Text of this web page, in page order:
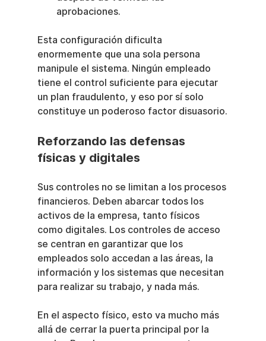
aprobaciones.
Esta configuración dificulta
enormemente que una sola persona
manipule el sistema. Ningún empleado
tiene el control suficiente para ejecutar
un plan fraudulento, y eso por sí solo
constituye un poderoso factor disuasorio.
Reforzando las defensas
físicas y digitales
Sus controles no se limitan a los procesos
financieros. Deben abarcar todos los
activos de la empresa, tanto físicos
como digitales. Los controles de acceso
se centran en garantizar que los
empleados solo accedan a las áreas, la
información y los sistemas que necesitan
para realizar su trabajo, y nada más.
En el aspecto físico, esto va mucho más
allá de cerrar la puerta principal por la